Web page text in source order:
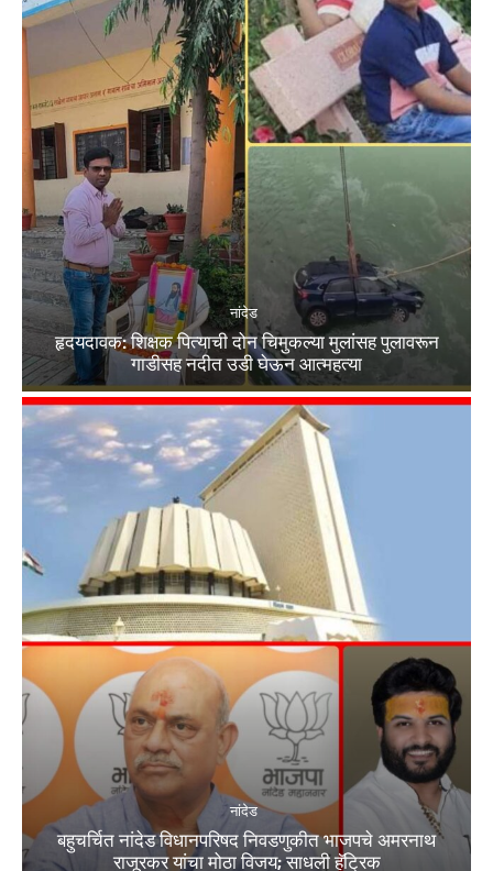
नांदेड
हृदयदावक: शिक्षक पित्याची दोन चिमुकल्या मुलांसह पुलावरून
गाडीसह नदीत उडी घेऊन आत्महत्या
नांदेड
बहुचर्चित नांदेड विधानपरिषद निवडणुकीत भाजपचे अमरनाथ
राजूरकर यांचा मोठा विजय; साधली हॅट्रिक